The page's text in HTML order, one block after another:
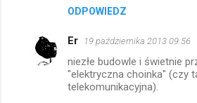
ODPOWIEDZ
Er 19 października 2013 09:56
niezłe budowle i świetnie
"elektryczna choinka" (czy
telekomunikacyjna).